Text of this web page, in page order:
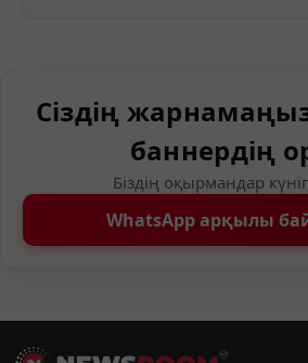
Сіздің
баннердің
Біздің оқырмандар
WhatsApp арқылы